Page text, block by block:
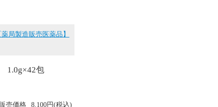
局製造販売医薬品】
1.0g×42包
売価格 8,100円(税込)